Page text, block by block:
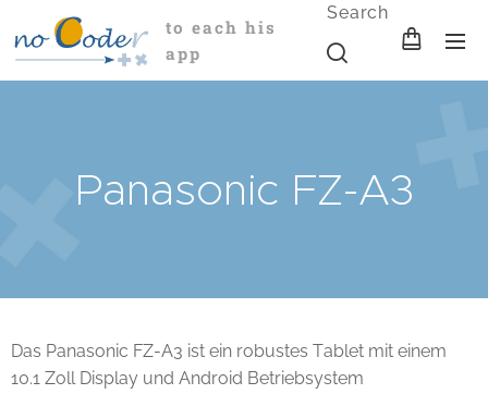
to each his
app
Search
Panasonic FZ-A3
Das Panasonic FZ-A3 ist ein robustes Tablet mit einem
10.1 Zoll Display und Android Betriebsystem